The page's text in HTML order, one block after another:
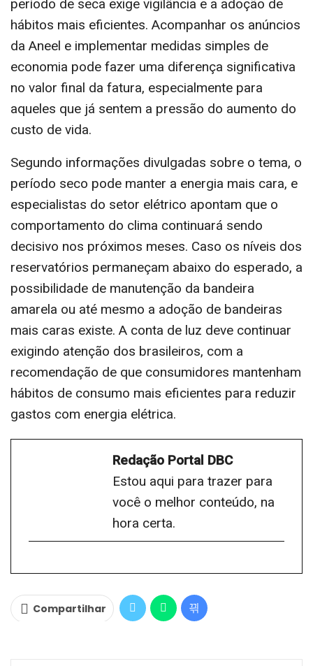
período de seca exige vigilância e a adoção de
hábitos mais eficientes. Acompanhar os anúncios
da Aneel e implementar medidas simples de
economia pode fazer uma diferença significativa
no valor final da fatura, especialmente para
aqueles que já sentem a pressão do aumento do
custo de vida.
Segundo informações divulgadas sobre o tema, o
período seco pode manter a energia mais cara, e
especialistas do setor elétrico apontam que o
comportamento do clima continuará sendo
decisivo nos próximos meses. Caso os níveis dos
reservatórios permaneçam abaixo do esperado, a
possibilidade de manutenção da bandeira
amarela ou até mesmo a adoção de bandeiras
mais caras existe. A conta de luz deve continuar
exigindo atenção dos brasileiros, com a
recomendação de que consumidores mantenham
hábitos de consumo mais eficientes para reduzir
gastos com energia elétrica.
Redação Portal DBC
Estou aqui para trazer para
você o melhor conteúdo, na
hora certa.
Compartilhar